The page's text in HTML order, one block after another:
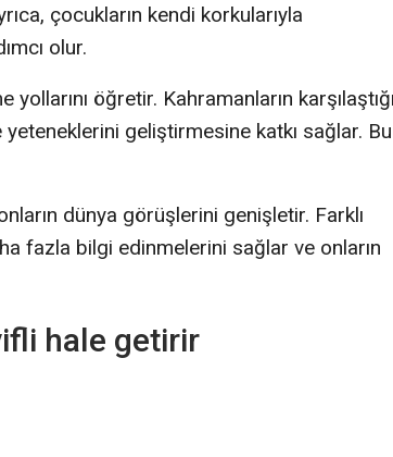
çocukların kendi korkularıyla
olur.
öğretir. Kahramanların
geliştirmesine katkı sağlar.
dünya görüşlerini genişletir. Farklı
fazla bilgi edinmelerini sağlar ve onların
hale getirir